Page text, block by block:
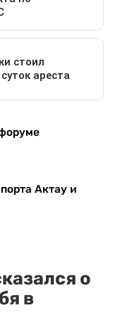
Актау и
о
в